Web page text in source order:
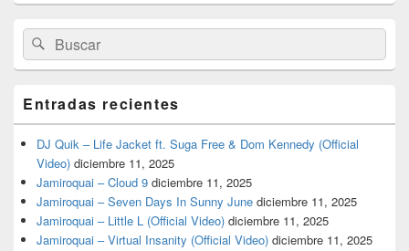
lateral
primaria
Buscar
por:
Buscar
Entradas recientes
DJ Quik – Life Jacket ft. Suga Free & Dom Kennedy (Official
Video) diciembre 11, 2025
Jamiroquai – Cloud 9 diciembre 11, 2025
Jamiroquai – Seven Days In Sunny June diciembre 11, 2025
Jamiroquai – Little L (Official Video) diciembre 11, 2025
Jamiroquai – Virtual Insanity (Official Video) diciembre 11, 2025